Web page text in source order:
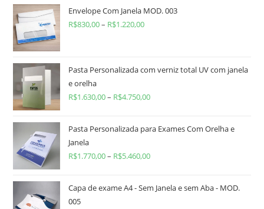
Envelope Com Janela MOD. 003
R$830,00– R$1.220,00
Pasta Personalizada com verniz total UV com janela
e orelha
R$1.630,00– R$4.750,00
Pasta Personalizada para Exames Com Orelha e
Janela
R$1.770,00– R$5.460,00
Capa de exame A4 - Sem Janela e sem Aba - MOD.
005